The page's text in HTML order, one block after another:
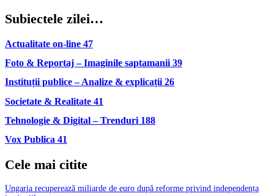
Subiectele zilei…
Actualitate on-line 47
Foto & Reportaj – Imaginile saptamanii 39
Instituții publice – Analize & explicații 26
Societate & Realitate 41
Tehnologie & Digital – Trenduri 188
Vox Publica 41
Cele mai citite
Ungaria recuperează miliarde de euro după reforme privind independența